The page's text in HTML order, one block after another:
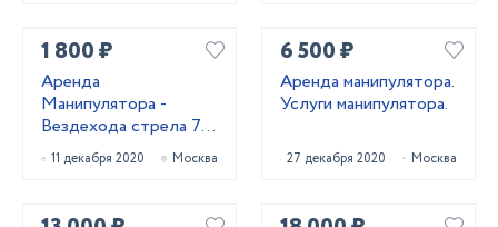
1 800 ₽
Аренда
Манипулятора -
Вездехода стрела 7
тонн
11 декабря 2020 Москва
6 500 ₽
Аренда манипулятора.
Услуги манипулятора.
27 декабря 2020 Москва